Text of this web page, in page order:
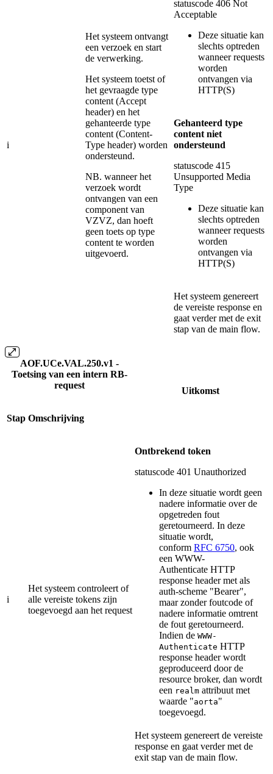
i
Het systeem ontvangt
een verzoek en start
de verwerking.
Het systeem toetst of
het gevraagde type
content (Accept
header) en het
gehanteerde type
content (Content-
Type header) worden
ondersteund.
NB. wanneer het
verzoek wordt
ontvangen van een
component van
VZVZ, dan hoeft
geen toets op type
content te worden
uitgevoerd.
statuscode 406 Not
Acceptable
Deze situatie kan
slechts optreden
wanneer requests
worden
ontvangen via
HTTP(S)
Gehanteerd type
content niet
ondersteund
statuscode 415
Unsupported Media
Type
Deze situatie kan
slechts optreden
wanneer requests
worden
ontvangen via
HTTP(S)
Het systeem genereert
de vereiste response en
gaat verder met de exit
stap van de main flow.
AOF.UCe.VAL.250.v1 -
Toetsing van een intern RB-
request
Uitkomst
Stap Omschrijving
i
Het systeem controleert of
alle vereiste tokens zijn
toegevoegd aan het request
Ontbrekend token
statuscode 401 Unauthorized
In deze situatie wordt geen
nadere informatie over de
opgetreden fout
geretourneerd. In deze
situatie wordt,
conform RFC 6750, ook
een WWW-
Authenticate HTTP
response header met als
auth-scheme "Bearer",
maar zonder foutcode of
nadere informatie omtrent
de fout geretourneerd.
Indien de WWW-
Authenticate HTTP
response header wordt
geproduceerd door de
resource broker, dan wordt
een realm attribuut met
waarde "aorta"
toegevoegd.
Het systeem genereert de vereiste
response en gaat verder met de
exit stap van de main flow.